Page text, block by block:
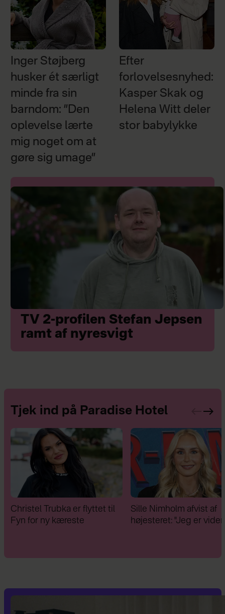
Inger Støjberg
husker ét særligt
minde fra sin
barndom: ”Den
oplevelse lærte
mig noget om at
gøre sig umage”
Efter
forlovelsesnyhed:
Kasper Skak og
Helena Witt deler
stor babylykke
TV 2-profilen Stefan Jepsen
ramt af nyresvigt
Tjek ind på Paradise Hotel
Christel Trubka er flyttet til
Fyn for ny kæreste
Sille Nimholm afvist af
højesteret: "Jeg er